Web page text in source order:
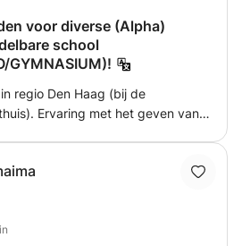
voor diverse (Alpha)
school
GYMNASIUM)!
regio Den Haag (bij de
Ervaring met het geven van
op de universiteit.